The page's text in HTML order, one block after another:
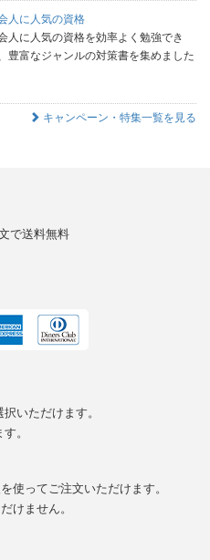
人に人気の資格
人に人気の資格を効率よく勉強でき
豊富なジャンルの対策書を集めました
キャンペーン・特集一覧を見る
で送料無料
いただけます。
。
使ってご注文いただけます。
けません。